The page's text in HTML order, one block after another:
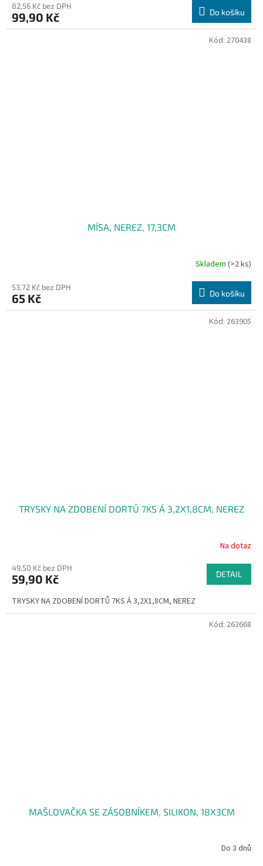
82,56 Kč bez DPH
99,90 Kč Do košíku
MÍSA, NEREZ, 17,3CM
Skladem (>2 ks)
53,72 Kč bez DPH
65 Kč Do košíku
Kód: 270438
TRYSKY NA ZDOBENÍ DORTŮ 7KS Á 3,2X1,8CM, NEREZ
Na dotaz
49,50 Kč bez DPH
59,90 Kč DETAIL
TRYSKY NA ZDOBENÍ DORTŮ 7KS Á 3,2X1,8CM, NEREZ
Kód: 263905
MAŠLOVAČKA SE ZÁSOBNÍKEM, SILIKON, 18X3CM
Do 3 dnů
Kód: 263668